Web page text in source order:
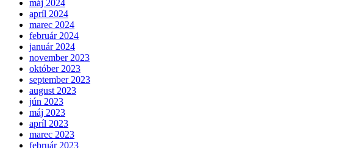
máj 2024
apríl 2024
marec 2024
február 2024
január 2024
november 2023
október 2023
september 2023
august 2023
jún 2023
máj 2023
apríl 2023
marec 2023
február 2023